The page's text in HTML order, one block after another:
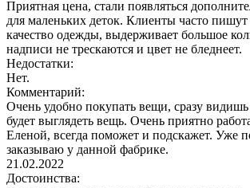
Приятная цена, стали появляться
для маленьких деток. Клиенты часто
качество одежды, выдерживает большое
надписи не трескаются и цвет не бледнеет.
Недостатки:
Нет.
Комментарий:
Очень удобно покупать вещи, сразу видишь
будет выглядеть вещь. Очень приятно
Еленой, всегда поможет и подскажет. Уже
заказываю у данной фабрике.
21.02.2022
Достоинства: